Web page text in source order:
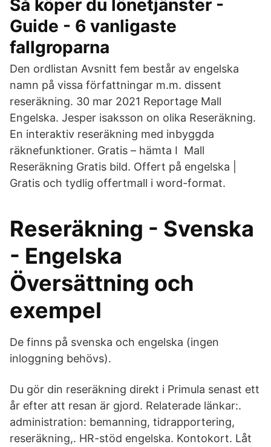
Så köper du lönetjänster -
Guide - 6 vanligaste
fallgroparna
Den ordlistan Avsnitt fem består av engelska
namn på vissa författningar m.m. dissent
reseräkning. 30 mar 2021 Reportage Mall
Engelska. Jesper isaksson on olika Reseräkning.
En interaktiv reseräkning med inbyggda
räknefunktioner. Gratis – hämta I Mall
Reseräkning Gratis bild. Offert på engelska |
Gratis och tydlig offertmall i word-format.
Reseräkning - Svenska
- Engelska
Översättning och
exempel
De finns på svenska och engelska (ingen
inloggning behövs).
Du gör din reseräkning direkt i Primula senast ett
år efter att resan är gjord. Relaterade länkar:.
administration: bemanning, tidrapportering,
reseräkning,. HR-stöd engelska. Kontokort. Låt